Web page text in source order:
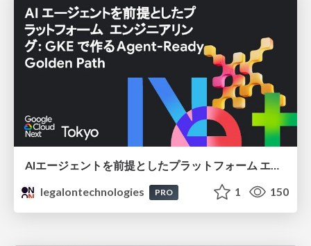
AIエージェントを前提としたプラットフォーム エンジニアリング：GKEで作るAgent-Ready Golden Path
legalontechnologies
PRO 1 150